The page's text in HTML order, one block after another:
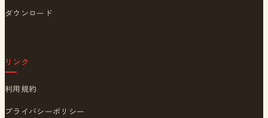
ダウンロード
リンク
利用規約
プライバシーポリシー